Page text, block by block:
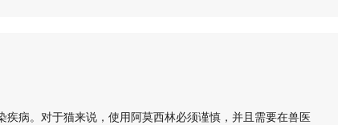
。
的处方进行给药。
病。对于猫来说，使用阿莫西林必须谨慎，并且需要在兽医